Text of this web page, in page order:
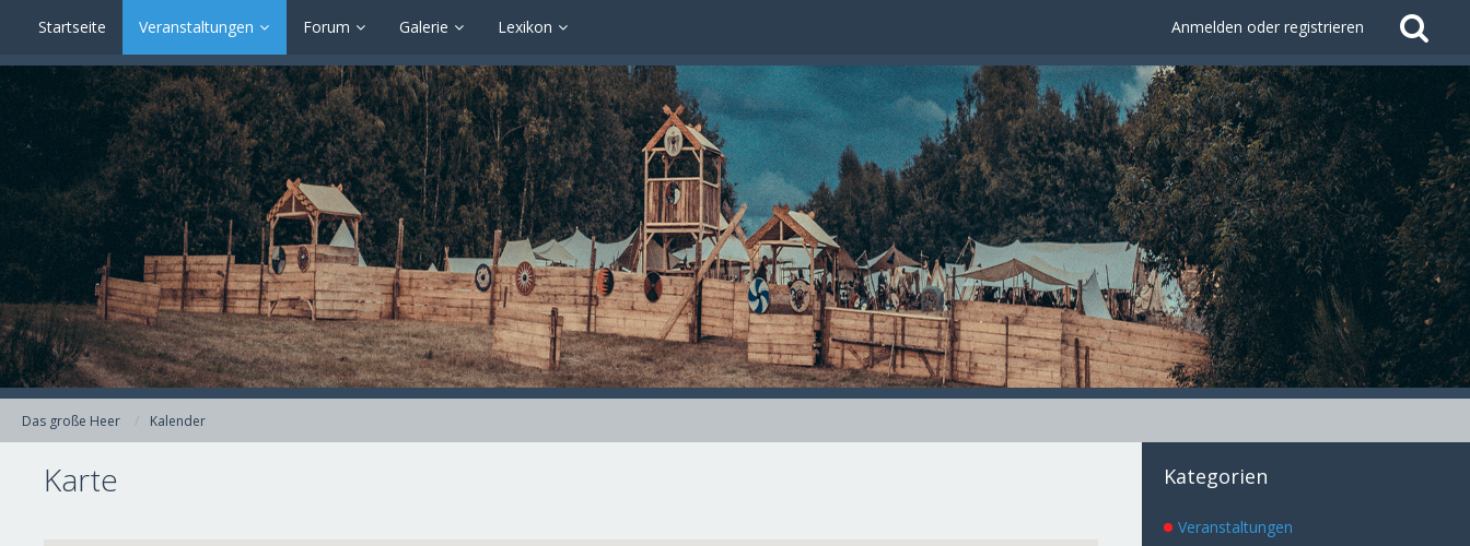
Startseite Veranstaltungen Forum Galerie Lexikon Anmelden oder registrieren
Das große Heer Kalender
Karte Kategorien
Veranstaltungen